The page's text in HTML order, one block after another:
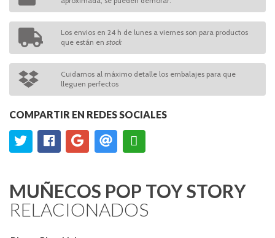
Los envios en 24 h de lunes a viernes son para productos
que están en stock
Cuidamos al máximo detalle los embalajes para que
lleguen perfectos
COMPARTIR EN REDES SOCIALES
MUÑECOS POP TOY STORY
RELACIONADOS